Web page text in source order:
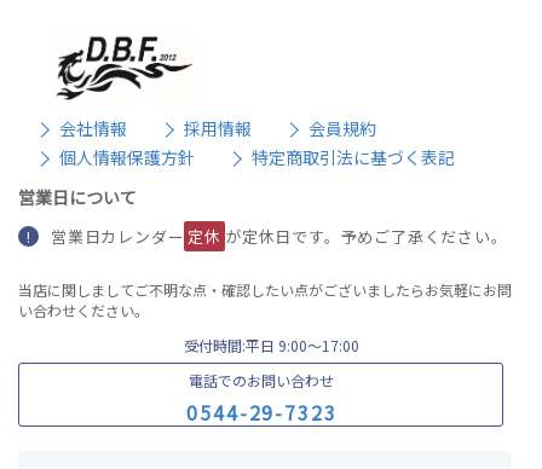
会社情報 採用情報
会員規約
個人情報保護方針
特定商取引法に基づく表記
営業日について
! 営業日カレンダー 定休 が定休日です。予めご了承ください。
当店に関しましてご不明な点・確認したい点がございましたらお気軽にお問
い合わせください。
受付時間:平日 9:00〜17:00
電話でのお問い合わせ
0544-29-7323